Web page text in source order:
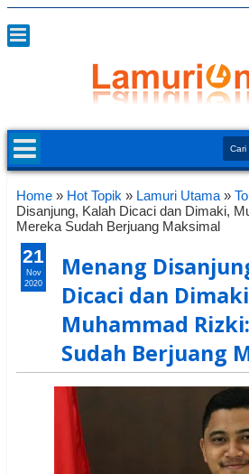
Home » Hot Topik » Lamuri Utama »
Disanjung, Kalah Dicaci dan Dimaki,
Mereka Sudah Berjuang Maksimal
Menang
Dicaci dan
Muhammad
Sudah Berjuang
21
Nov
2020